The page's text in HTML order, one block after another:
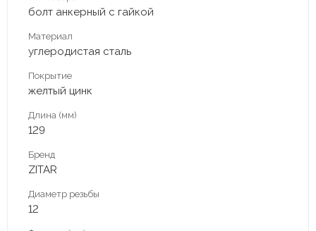
болт анкерный с гайкой
Материал
углеродистая сталь
Покрытие
желтый цинк
Длина (мм)
129
Бренд
ZITAR
Диаметр резьбы
12